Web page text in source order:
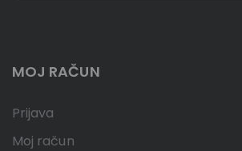
MOJ RAČUN
Prijava
Moj račun